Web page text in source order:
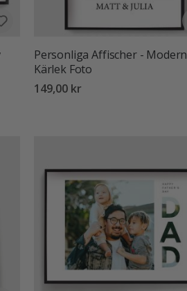
Personliga Affischer - Modern
Kärlek Foto
149,00 kr